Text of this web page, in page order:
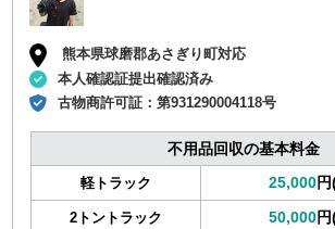
熊本県球磨郡あさぎり町対応
本人確認証提出確認済み
古物商許可証：第931290004118号
不用品回収の基本料金
軽トラック 25,000
2トントラック 50,000